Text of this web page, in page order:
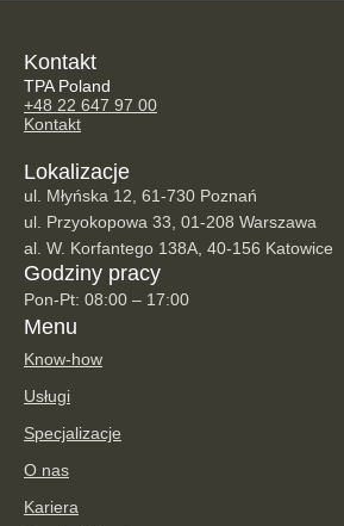
Kontakt
TPA Poland
+48 22 647 97 00
Kontakt
Lokalizacje
ul. Młyńska 12, 61-730 Poznań
ul. Przyokopowa 33, 01-208 Warszawa
al. W. Korfantego 138A, 40-156 Katowice
Godziny pracy
Pon-Pt: 08:00 – 17:00
Menu
Know-how
Usługi
Specjalizacje
O nas
Kariera